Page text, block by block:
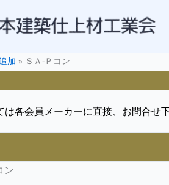
加 » ＳＡ-Ｐコン
各会員メーカーに直接、お問合せ下
ン